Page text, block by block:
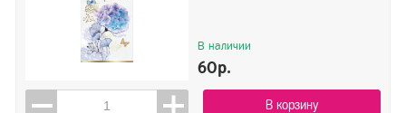
В наличии
60р.
В корзину